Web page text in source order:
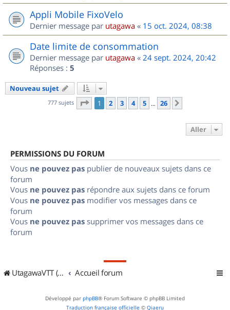
Appli Mobile FixoVelo
Dernier message par utagawa « 15 oct. 2024, 08:38
Date limite de consommation
Dernier message par utagawa « 24 sept. 2024, 20:42
Réponses : 5
Nouveau sujet
777 sujets Page 1sur
1 2 3 4 5 … 26
Aller
PERMISSIONS DU FORUM
Vous ne pouvez pas publier de nouveaux sujets dans ce
forum
Vous ne pouvez pas répondre aux sujets dans ce forum
Vous ne pouvez pas modifier vos messages dans ce
forum
Vous ne pouvez pas supprimer vos messages dans ce
forum
UtagawaVTT (Randos VTT et VTTAE avec traces GPS) Accueil forum
Développé par phpBB® Forum Software © phpBB Limited
Traduction française officielle © Qiaeru